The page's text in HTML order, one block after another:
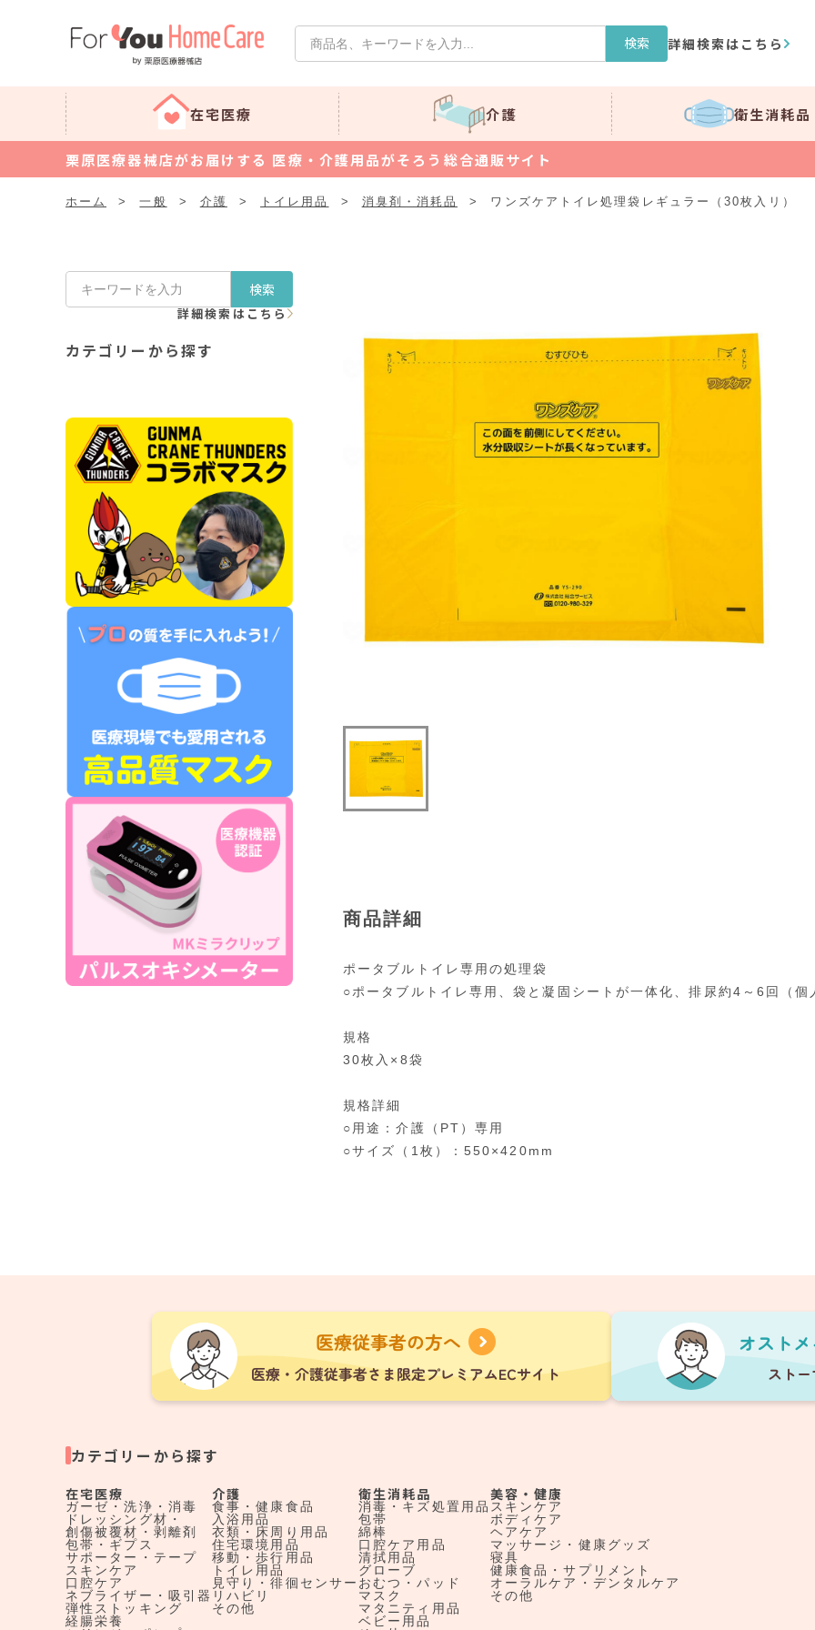
検索 詳細検索はこちら
在宅医療 介護 衛生消耗品
栗原医療器械店がお届けする 医療・介護用品がそろう総合通販サイト
ホーム > 一般 > 介護 > トイレ用品 > 消臭剤・消耗品 > ワンズケアトイレ処理袋レギュラー（30枚入リ）
検索
詳細検索はこちら
カテゴリーから探す
商品詳細
ポータブルトイレ専用の処理袋
○ポータブルトイレ専用、袋と凝固シートが一体化、排尿約4～6回（個
規格
30枚入×8袋
規格詳細
○用途：介護（PT）専用
○サイズ（1枚）：550×420mm
カテゴリーから探す
在宅医療
ガーゼ・洗浄・消毒
ドレッシング材・
創傷被覆材・剥離剤
包帯・ギプス
サポーター・テープ
スキンケア
口腔ケア
ネブライザー・吸引器
弾性ストッキング
経腸栄養
介護
食事・健康食品
入浴用品
衣類・床周り用品
住宅環境用品
移動・歩行用品
トイレ用品
見守り・徘徊センサー
リハビリ
その他
衛生消耗品
消毒・キズ処置用品
包帯
綿棒
口腔ケア用品
清拭用品
グローブ
おむつ・パッド
マスク
マタニティ用品
ベビー用品
美容・健康
スキンケア
ボディケア
ヘアケア
マッサージ・健康グッズ
寝具
健康食品・サプリメント
オーラルケア・デンタルケア
その他